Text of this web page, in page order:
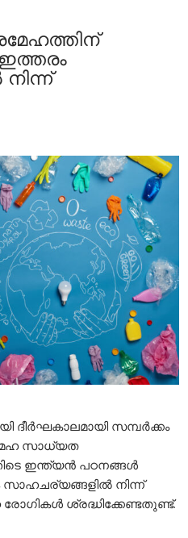
ദീര്‍ഘകാലമായി സമ്പര്‍ക്കം
സാധ്യത
ഇന്ത്യന്‍ പഠനങ്ങള്‍
സാഹചര്യങ്ങളില്‍ നിന്ന്
ശ്രദ്ധിക്കേണ്ടതുണ്ട്.